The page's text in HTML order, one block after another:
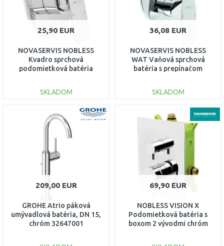
25,90 EUR
NOVASERVIS NOBLESS
Kvadro sprchová
podomietková batéria
SKLADOM
DO KOŠÍKA
Porovnať
36,08 EUR
NOVASERVIS NOBLESS
WAT Vaňová sprchová
batéria s prepínačom
SKLADOM
DO KOŠÍKA
209,00 EUR
GROHE Atrio páková
umývadlová batéria, DN 15,
chróm 32647001
69,90 EUR
NOBLESS VISION X
Podomietková batéria s
boxom 2 vývodmi chróm